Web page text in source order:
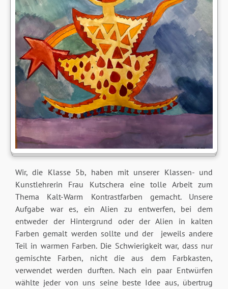
Wir, die Klasse 5b, haben mit unserer Klassen- und
Kunstlehrerin Frau Kutschera eine tolle Arbeit zum
Thema Kalt-Warm Kontrastfarben gemacht. Unsere
Aufgabe war es, ein Alien zu entwerfen, bei dem
entweder der Hintergrund oder der Alien in kalten
Farben gemalt werden sollte und der jeweils andere
Teil in warmen Farben. Die Schwierigkeit war, dass nur
gemischte Farben, nicht die aus dem Farbkasten,
verwendet werden durften. Nach ein paar Entwürfen
wählte jeder von uns seine beste Idee aus, übertrug